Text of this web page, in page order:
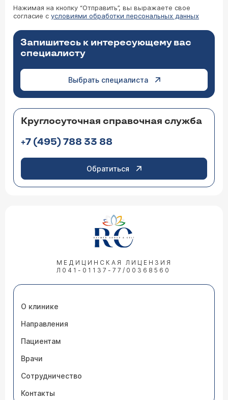
Нажимая на кнопку “Отправить”, вы выражаете свое
согласие с условиями обработки персональных данных
Запишитесь к интересующему вас
специалисту
Выбрать специалиста
Круглосуточная справочная служба
+7 (495) 788 33 88
Обратиться
МЕДИЦИНСКАЯ ЛИЦЕНЗИЯ
Л041-01137-77/00368560
О клинике
Направления
Пациентам
Врачи
Сотрудничество
Контакты